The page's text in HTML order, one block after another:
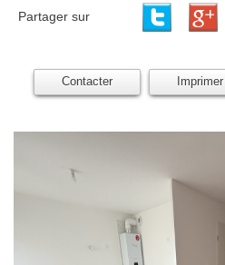
Partager sur
Contacter Imprimer